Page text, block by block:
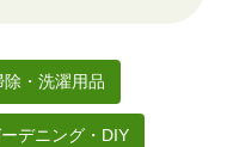
除・洗濯用品
デニング・DIY